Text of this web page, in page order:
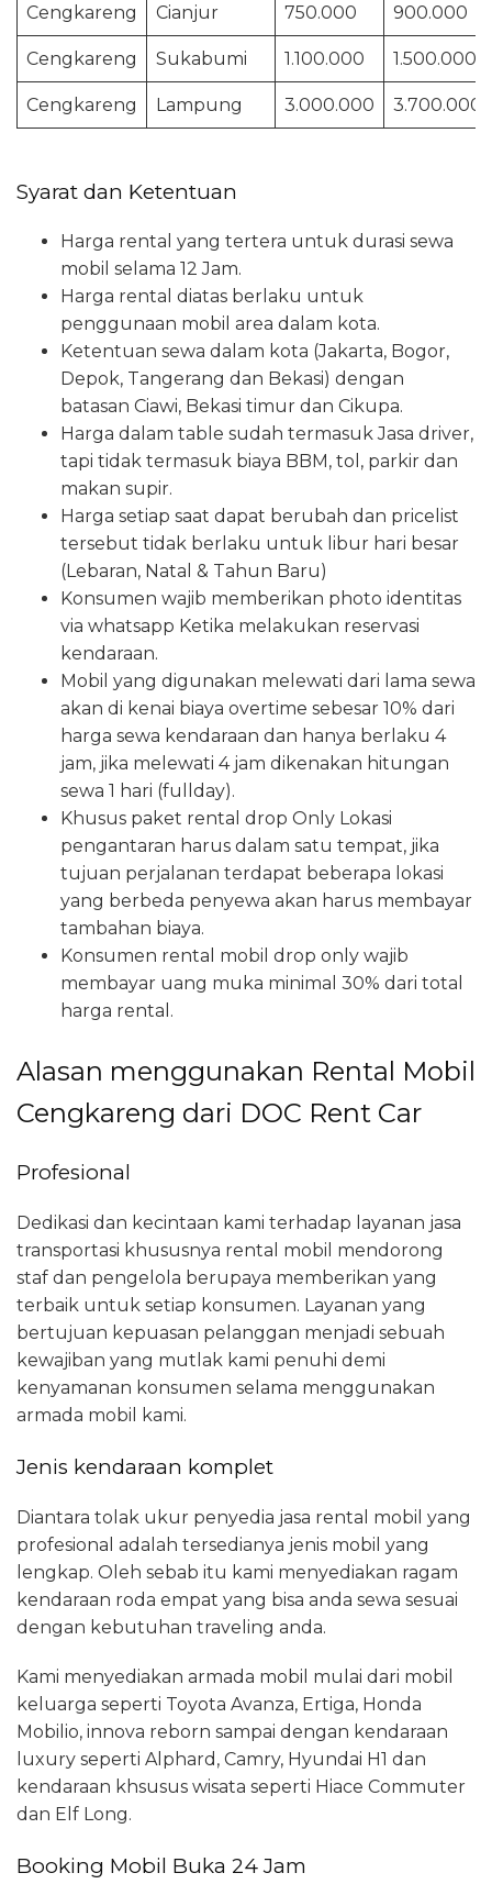
Cengkareng Cianjur 750.000 900.000
Cengkareng Sukabumi 1.100.000 1.500.000
Cengkareng Lampung 3.000.000 3.700.000
Syarat dan Ketentuan
Harga rental yang tertera untuk durasi sewa
mobil selama 12 Jam.
Harga rental diatas berlaku untuk
penggunaan mobil area dalam kota.
Ketentuan sewa dalam kota (Jakarta, Bogor,
Depok, Tangerang dan Bekasi) dengan
batasan Ciawi, Bekasi timur dan Cikupa.
Harga dalam table sudah termasuk Jasa driver,
tapi tidak termasuk biaya BBM, tol, parkir dan
makan supir.
Harga setiap saat dapat berubah dan pricelist
tersebut tidak berlaku untuk libur hari besar
(Lebaran, Natal & Tahun Baru)
Konsumen wajib memberikan photo identitas
via whatsapp Ketika melakukan reservasi
kendaraan.
Mobil yang digunakan melewati dari lama sewa
akan di kenai biaya overtime sebesar 10% dari
harga sewa kendaraan dan hanya berlaku 4
jam, jika melewati 4 jam dikenakan hitungan
sewa 1 hari (fullday).
Khusus paket rental drop Only Lokasi
pengantaran harus dalam satu tempat, jika
tujuan perjalanan terdapat beberapa lokasi
yang berbeda penyewa akan harus membayar
tambahan biaya.
Konsumen rental mobil drop only wajib
membayar uang muka minimal 30% dari total
harga rental.
Alasan menggunakan Rental Mobil
Cengkareng dari DOC Rent Car
Profesional
Dedikasi dan kecintaan kami terhadap layanan jasa
transportasi khususnya rental mobil mendorong
staf dan pengelola berupaya memberikan yang
terbaik untuk setiap konsumen. Layanan yang
bertujuan kepuasan pelanggan menjadi sebuah
kewajiban yang mutlak kami penuhi demi
kenyamanan konsumen selama menggunakan
armada mobil kami.
Jenis kendaraan komplet
Diantara tolak ukur penyedia jasa rental mobil yang
profesional adalah tersedianya jenis mobil yang
lengkap. Oleh sebab itu kami menyediakan ragam
kendaraan roda empat yang bisa anda sewa sesuai
dengan kebutuhan traveling anda.
Kami menyediakan armada mobil mulai dari mobil
keluarga seperti Toyota Avanza, Ertiga, Honda
Mobilio, innova reborn sampai dengan kendaraan
luxury seperti Alphard, Camry, Hyundai H1 dan
kendaraan khsusus wisata seperti Hiace Commuter
dan Elf Long.
Booking Mobil Buka 24 Jam